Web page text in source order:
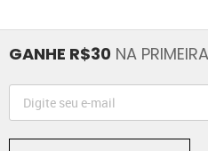
GANHE R$30 NA